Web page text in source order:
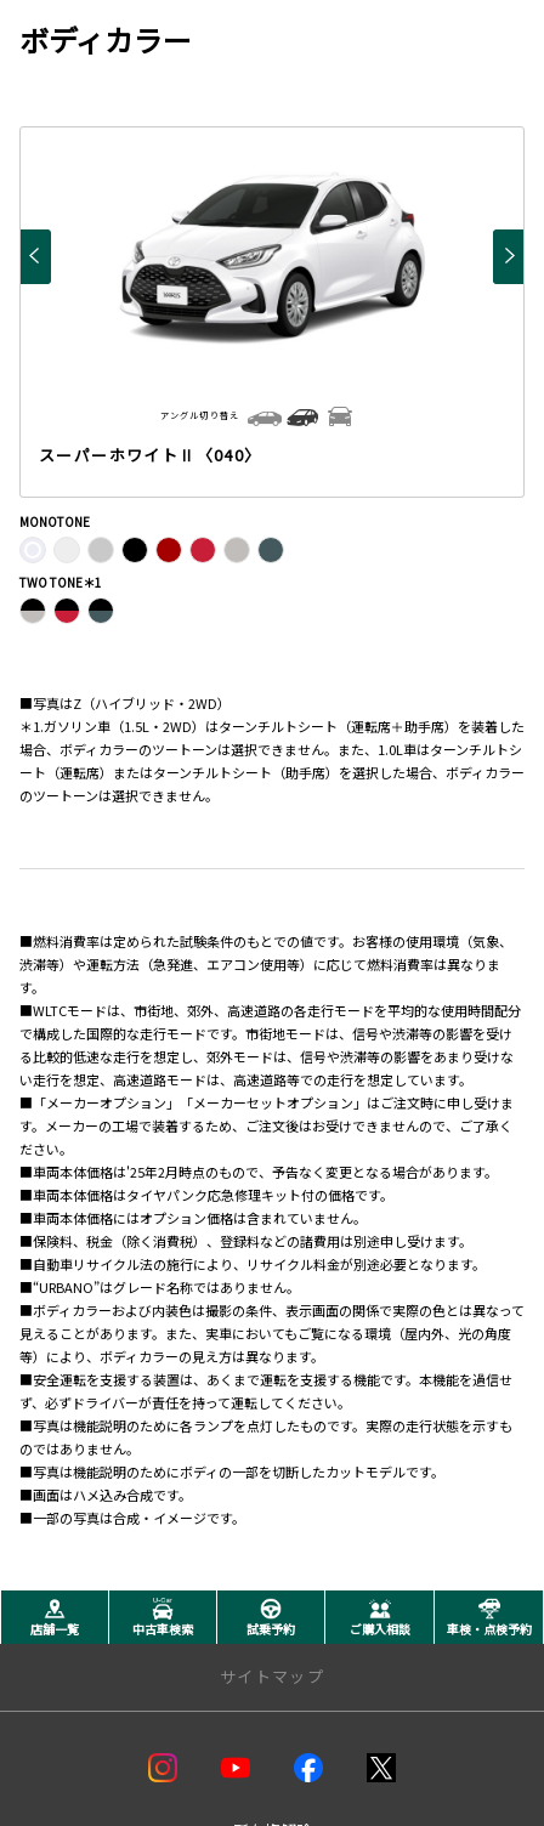
ボディカラー
スーパーホワイト Ⅱ〈040〉
アングル切り替え
MONOTONE
TWO TONE＊1
■写真はZ（ハイブリッド・2WD）
＊1.ガソリン車（1.5L・2WD）はターンチルトシート（運転席＋助手席）を装着した
場合、ボディカラーのツートーンは選択できません。また、1.0L車はターンチルトシ
ート（運転席）またはターンチルトシート（助手席）を選択した場合、ボディカラー
のツートーンは選択できません。
■燃料消費率は定められた試験条件のもとでの値です。お客様の使用環境（気象、
渋滞等）や運転方法（急発進、エアコン使用等）に応じて燃料消費率は異なりま
す。
■WLTCモードは、市街地、郊外、高速道路の各走行モードを平均的な使用時間配分
で構成した国際的な走行モードです。市街地モードは、信号や渋滞等の影響を受け
る比較的低速な走行を想定し、郊外モードは、信号や渋滞等の影響をあまり受けな
い走行を想定、高速道路モードは、高速道路等での走行を想定しています。
■「メーカーオプション」「メーカーセットオプション」はご注文時に申し受けま
す。メーカーの工場で装着するため、ご注文後はお受けできませんので、ご了承く
ださい。
■車両本体価格は'25年2月時点のもので、予告なく変更となる場合があります。
■車両本体価格はタイヤパンク応急修理キット付の価格です。
■車両本体価格にはオプション価格は含まれていません。
■保険料、税金（除く消費税）、登録料などの諸費用は別途申し受けます。
■自動車リサイクル法の施行により、リサイクル料金が別途必要となります。
■“URBANO”はグレード名称ではありません。
■ボディカラーおよび内装色は撮影の条件、表示画面の関係で実際の色とは異なって
見えることがあります。また、実車においてもご覧になる環境（屋内外、光の角度
等）により、ボディカラーの見え方は異なります。
■安全運転を支援する装置は、あくまで運転を支援する機能です。本機能を過信せ
ず、必ずドライバーが責任を持って運転してください。
■写真は機能説明のために各ランプを点灯したものです。実際の走行状態を示すも
のではありません。
■写真は機能説明のためにボディの一部を切断したカットモデルです。
■画面はハメ込み合成です。
■一部の写真は合成・イメージです。
店舗一覧 中古車検索 試乗予約 ご購入相談 車検・点検予約
サイトマップ